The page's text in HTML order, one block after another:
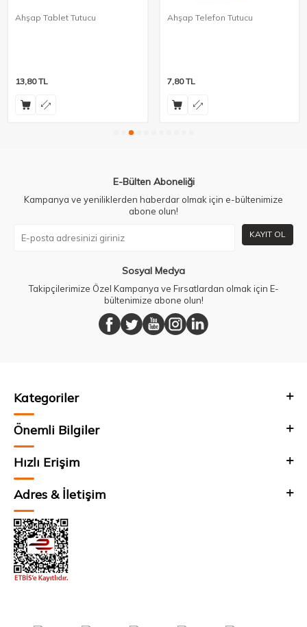
Ahşap Tablet Tutucu
13,80TL
Ahşap Telefon Tutucu
7,80TL
E-Bülten Aboneliği
Kampanya ve yeniliklerden haberdar olmak için e-bültenimize
abone olun!
KAYIT OL
Sosyal Medya
Takipçilerimize Özel Kampanya ve Fırsatlardan olmak için E-
bültenimize abone olun!
Kategoriler
Önemli Bilgiler
Hızlı Erişim
Adres & İletişim